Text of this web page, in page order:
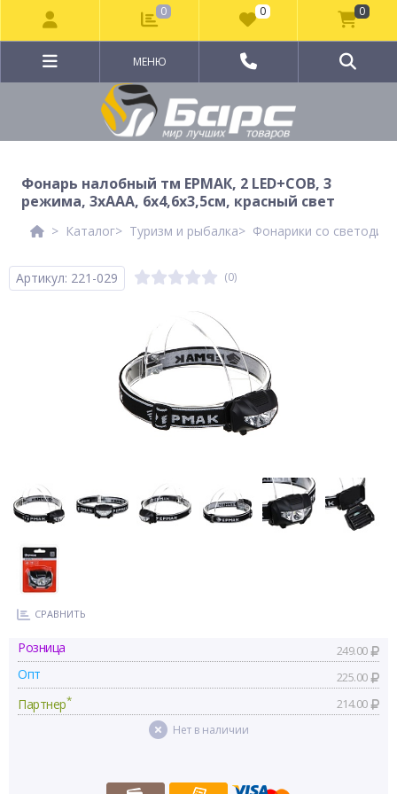
МЕНЮ
Фонарь налобный тм ЕРМАК, 2 LED+COB, 3
режима, 3хААА, 6х4,6х3,5см, красный свет
Каталог Туризм и рыбалка Фонарики со
Артикул: 221-029 (0)
СРАВНИТЬ
Розница 249.00
Опт 225.00
Партнер* 214.00
Нет в наличии
0 0 0